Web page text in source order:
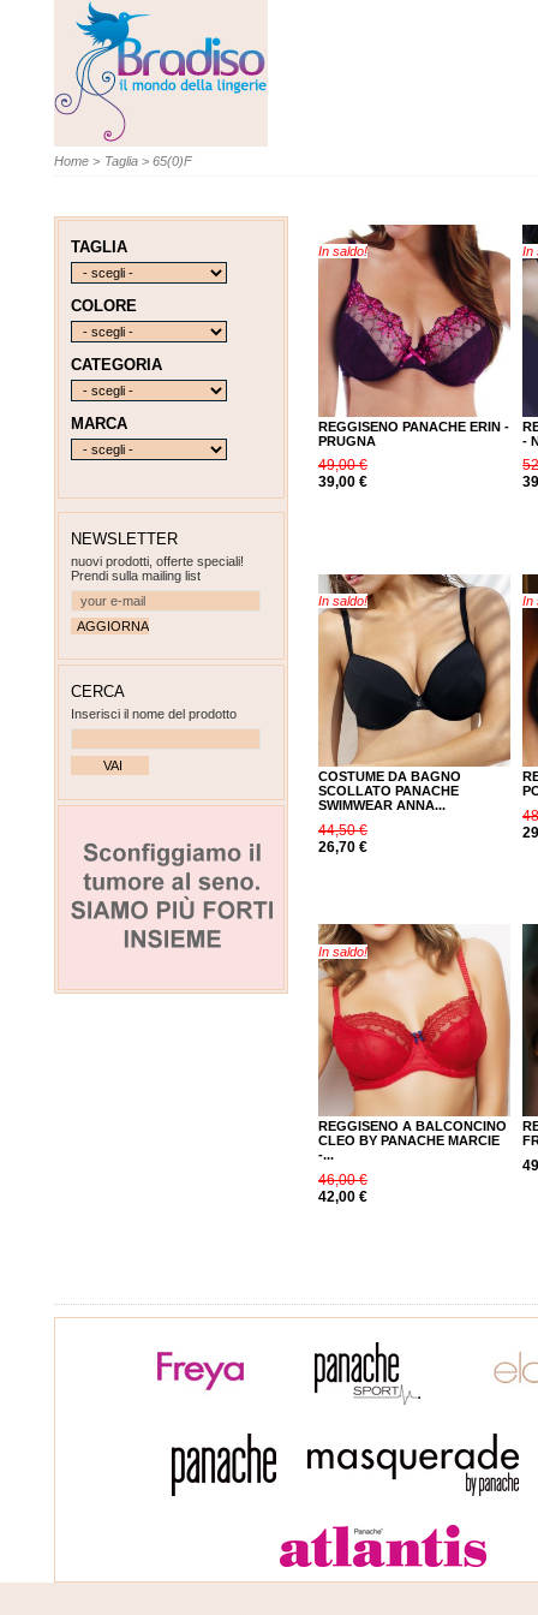
Home > Taglia > 65(0)F
In saldo!
REGGISENO PANACHE ERIN -
PRUGNA
49,00 €
39,00 €
In
-
In saldo!
COSTUME DA BAGNO
SCOLLATO PANACHE
SWIMWEAR ANNA...
44,50 €
26,70 €
In
In saldo!
REGGISENO A BALCONCINO
CLEO BY PANACHE MARCIE
-...
46,00 €
42,00 €
TAGLIA
COLORE
CATEGORIA
MARCA
NEWSLETTER
nuovi prodotti, offerte speciali!
Prendi sulla mailing list
CERCA
Inserisci il nome del prodotto